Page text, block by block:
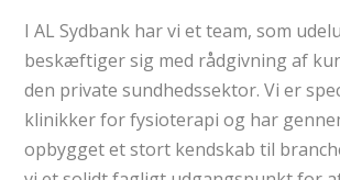
I AL Sydbank har vi et team, som
beskæftiger sig med rådgivning af
den private sundhedssektor. Vi er
klinikker for fysioterapi og har
opbygget et stort kendskab til